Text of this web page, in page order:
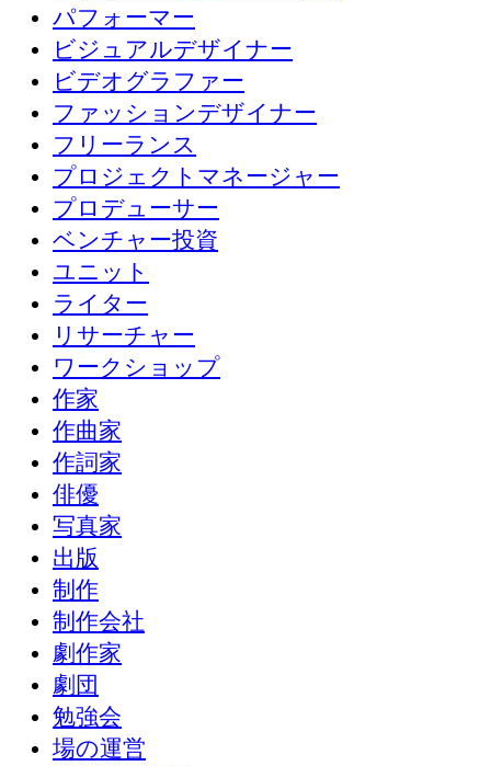
パフォーマー
ビジュアルデザイナー
ビデオグラファー
ファッションデザイナー
フリーランス
プロジェクトマネージャー
プロデューサー
ベンチャー投資
ユニット
ライター
リサーチャー
ワークショップ
作家
作曲家
作詞家
俳優
写真家
出版
制作
制作会社
劇作家
劇団
勉強会
場の運営